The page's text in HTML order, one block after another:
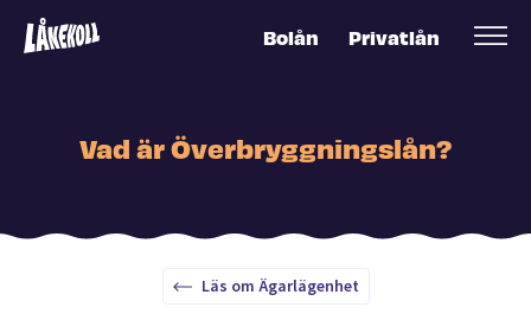
Bolån Privatlån
Vad är Överbryggningslån?
Läs om Ägarlägenhet